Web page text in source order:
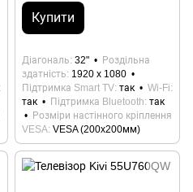
Купити
Діагональ 32"
Роздільна
здатність 1920 x 1080
Підтримка Smart TV так
Wi-Fi
так
Підтримка Bluetooth так
Розміри настінного кріплення
VESA VESA (200x200мм)